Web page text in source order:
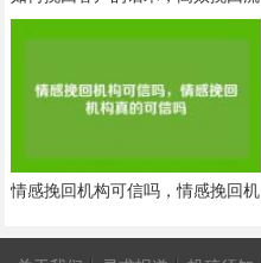
失客户的沟通话术
情感挽回机构可信吗，情感挽回机